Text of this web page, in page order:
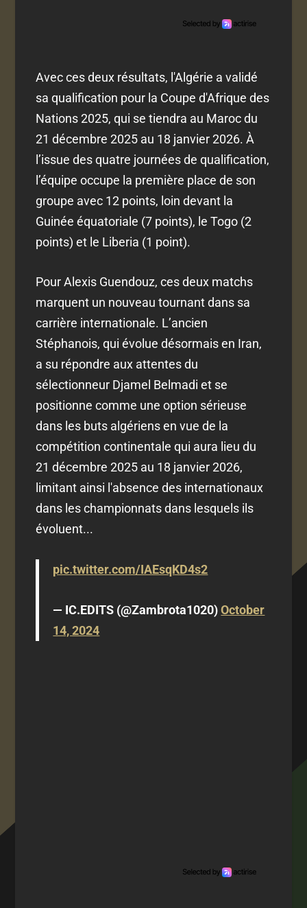
Avec ces deux résultats, l'Algérie a validé
sa qualification pour la Coupe d'Afrique des
Nations 2025, qui se tiendra au Maroc du
21 décembre 2025 au 18 janvier 2026. À
l’issue des quatre journées de qualification,
l’équipe occupe la première place de son
groupe avec 12 points, loin devant la
Guinée équatoriale (7 points), le Togo (2
points) et le Liberia (1 point).
Pour Alexis Guendouz, ces deux matchs
marquent un nouveau tournant dans sa
carrière internationale. L’ancien
Stéphanois, qui évolue désormais en Iran,
a su répondre aux attentes du
sélectionneur Djamel Belmadi et se
positionne comme une option sérieuse
dans les buts algériens en vue de la
compétition continentale qui aura lieu du
21 décembre 2025 au 18 janvier 2026,
limitant ainsi l'absence des internationaux
dans les championnats dans lesquels ils
évoluent...
pic.twitter.com/IAEsqKD4s2
— IC.EDITS (@Zambrota1020)October
14, 2024